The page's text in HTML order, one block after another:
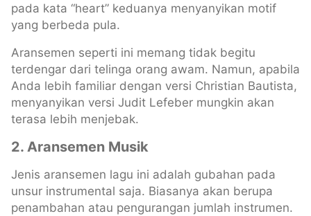
pada kata “heart” keduanya menyanyikan motif
yang berbeda pula.
Aransemen seperti ini memang tidak begitu
terdengar dari telinga orang awam. Namun, apabila
Anda lebih familiar dengan versi Christian Bautista,
menyanyikan versi Judit Lefeber mungkin akan
terasa lebih menjebak.
2. Aransemen Musik
Jenis aransemen lagu ini adalah gubahan pada
unsur instrumental saja. Biasanya akan berupa
penambahan atau pengurangan jumlah instrumen.